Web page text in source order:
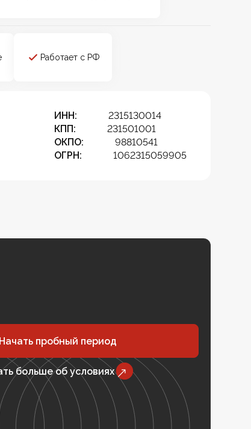
Работает с РФ
ИНН:
2315130014
КПП:
231501001
ОКПО:
98810541
ОГРН:
1062315059905
Начать пробный период
больше об условиях